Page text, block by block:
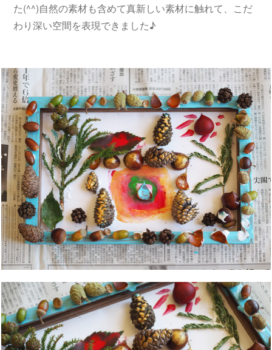
た(^^)自然の素材も含めて真新しい素材に触れて、こだ
わり深い空間を表現できました♪